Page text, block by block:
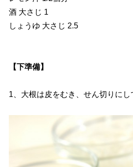
酒 大さじ 1
しょうゆ 大さじ 2.5
【下準備】
1、大根は皮をむき、せん切りにし